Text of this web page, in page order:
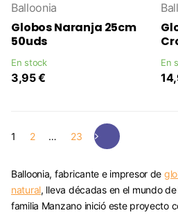
Balloonia
Globos Naranja 25cm
50uds
En stock
3,95 €
En
1 2 … 23
Balloonia, fabricante e impresor de
natural, lleva décadas en el mundo
familia Manzano inició este proyecto